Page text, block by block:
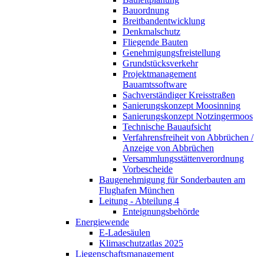
Bauordnung
Breitbandentwicklung
Denkmalschutz
Fliegende Bauten
Genehmigungsfreistellung
Grundstücksverkehr
Projektmanagement
Bauamtssoftware
Sachverständiger Kreisstraßen
Sanierungskonzept Moosinning
Sanierungskonzept Notzingermoos
Technische Bauaufsicht
Verfahrensfreiheit von Abbrüchen /
Anzeige von Abbrüchen
Versammlungsstättenverordnung
Vorbescheide
Baugenehmigung für Sonderbauten am
Flughafen München
Leitung - Abteilung 4
Enteignungsbehörde
Energiewende
E-Ladesäulen
Klimaschutzatlas 2025
Liegenschaftsmanagement